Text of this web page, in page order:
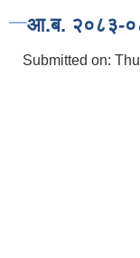
आ.ब. २०८३-
Submitted on: